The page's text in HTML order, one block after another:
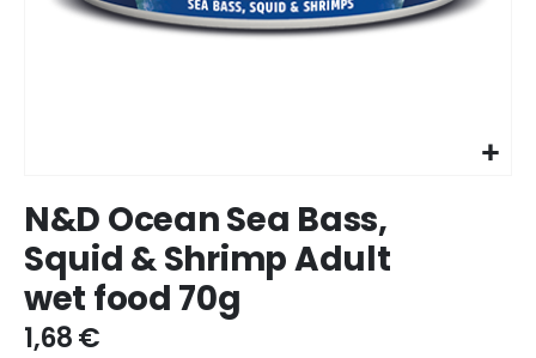
para
o
início
da
galeria
de
N&D Ocean Sea Bass,
Squid & Shrimp Adult
wet food 70g
1,68 €